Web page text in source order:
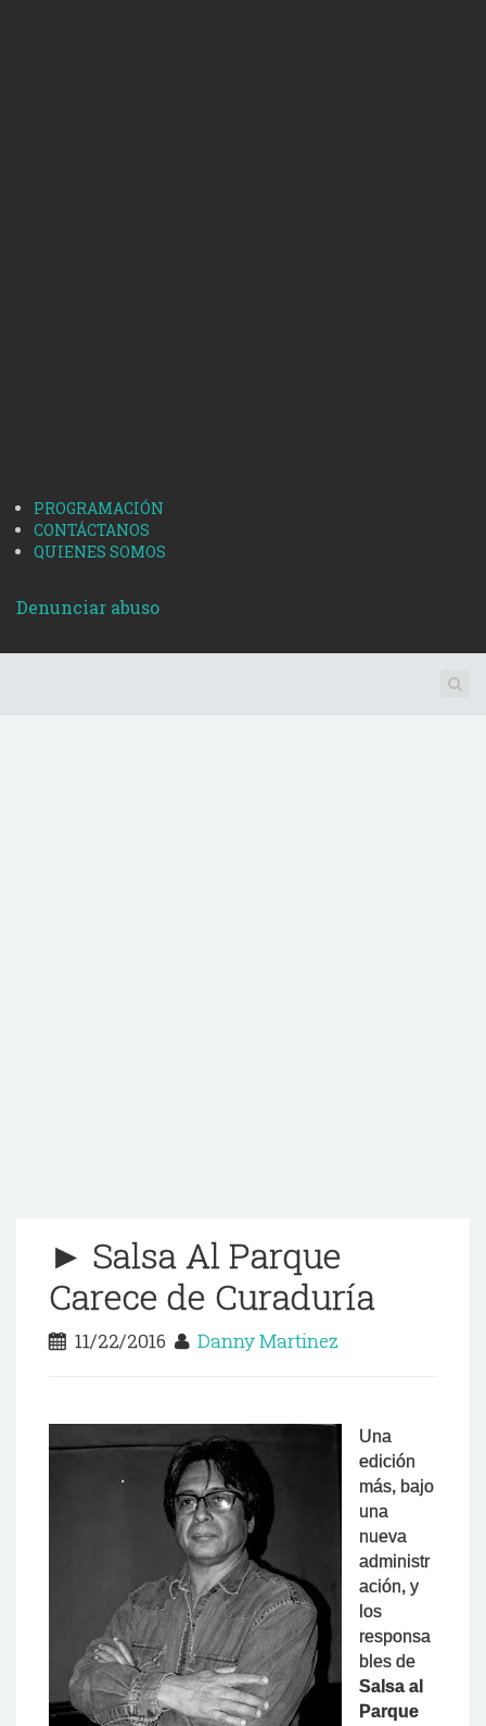
PROGRAMACIÓN
CONTÁCTANOS
QUIENES SOMOS
Denunciar abuso
► Salsa Al Parque
Carece de Curaduría
11/22/2016 Danny Martinez
Una
edición
más, bajo
una
nueva
administr
ación, y
los
responsa
bles de
Salsa al
Parque